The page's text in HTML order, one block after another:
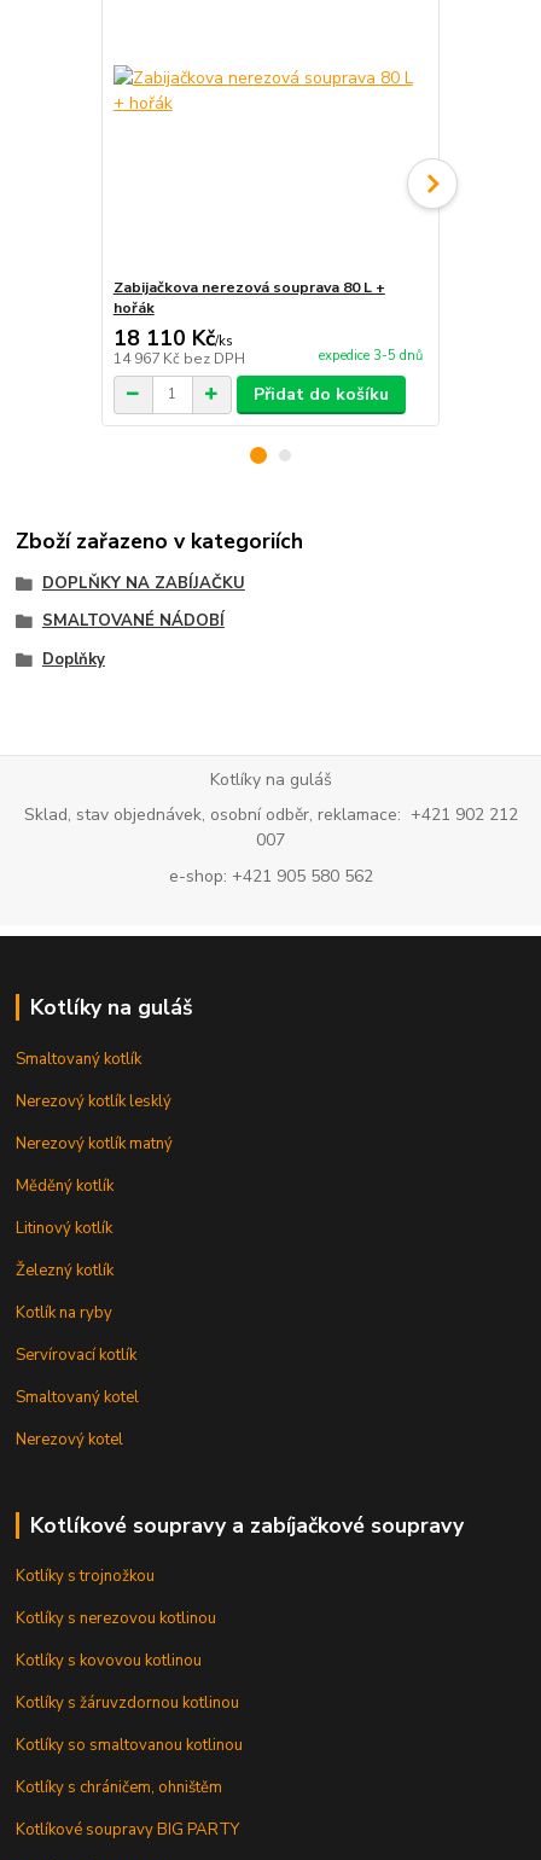
Zabijačkova nerezová souprava 80 L +
hořák
18 110 Kč/ks
14 967 Kč bez DPH expedice 3-5 dnů
Přidat do košíku
Zboží zařazeno v kategoriích
DOPLŇKY NA ZABÍJAČKU
SMALTOVANÉ NÁDOBÍ
Doplňky
Kotlíky na guláš
Sklad, stav objednávek, osobní odběr, reklamace: +421 902 212
007
e-shop: +421 905 580 562
Kotlíky na guláš
Smaltovaný kotlík
Nerezový kotlík lesklý
Nerezový kotlík matný
Měděný kotlík
Litinový kotlík
Železný kotlík
Kotlík na ryby
Servírovací kotlík
Smaltovaný kotel
Nerezový kotel
Kotlíkové soupravy a zabíjačkové soupravy
Kotlíky s trojnožkou
Kotlíky s nerezovou kotlinou
Kotlíky s kovovou kotlinou
Kotlíky s žáruvzdornou kotlinou
Kotlíky so smaltovanou kotlinou
Kotlíky s chráničem, ohništěm
Kotlíkové soupravy BIG PARTY